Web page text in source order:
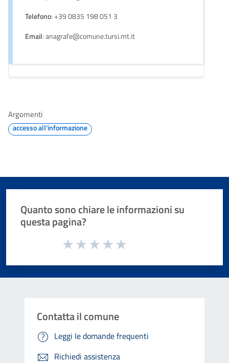
Telefono: +39 0835 198 051 3
Email: anagrafe@comune.tursi.mt.it
Argomenti
accesso all'informazione
Quanto sono chiare le informazioni su
questa pagina?
Valuta da 1 a 5 stelle la pagina
Contatta il comune
Leggi le domande frequenti
Richiedi assistenza